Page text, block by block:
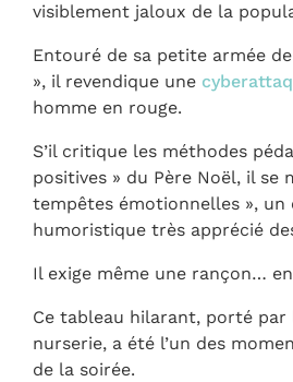
visiblement jaloux de la
Entouré de sa petite armée
», il revendique une
homme en rouge.
S’il critique les méthodes
positives » du Père Noël, il se
tempêtes émotionnelles », un
humoristique très apprécié
Il exige même une rançon… en
Ce tableau hilarant, porté par
nurserie, a été l’un des
de la soirée.